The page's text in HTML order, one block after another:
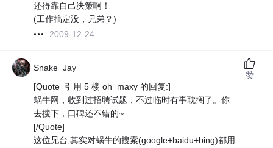
还得靠自己决策啊！
(工作搞定没，兄弟？)
2009-12-24
Snake_Jay
[Quote=引用 5 楼 oh_maxy 的回复:]
蜗牛网，收到过招聘试题，不过临时有事耽搁了。你
去搜下，口碑还不错的~
[/Quote]
这位兄台,其实对蜗牛的搜索(google+baidu+bing)都用
赞